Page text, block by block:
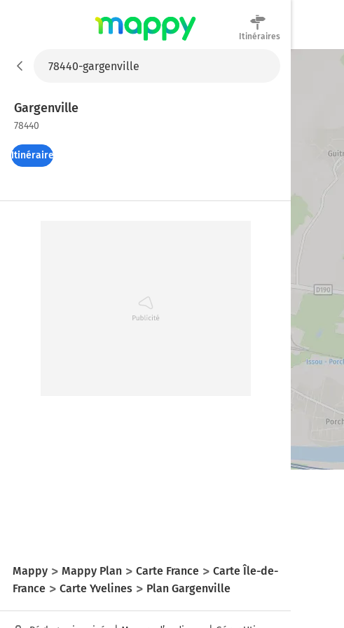
Itinéraires
Gargenville
78440
Itinéraires
Mappy Mappy Plan Carte France
Carte Île-de-
France
Carte Yvelines Plan Gargenville